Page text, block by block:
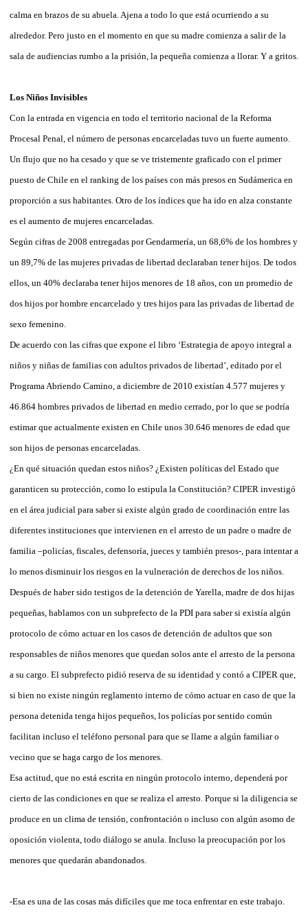
calma en brazos de su abuela. Ajena a todo lo que está ocurriendo a su
alrededor. Pero justo en el momento en que su madre comienza a salir de la
sala de audiencias rumbo a la prisión, la pequeña comienza a llorar. Y a gritos.
Los Niños Invisibles
Con la entrada en vigencia en todo el territorio nacional de la Reforma
Procesal Penal, el número de personas encarceladas tuvo un fuerte aumento.
Un flujo que no ha cesado y que se ve tristemente graficado con el primer
puesto de Chile en el ranking de los países con más presos en Sudámerica en
proporción a sus habitantes. Otro de los índices que ha ido en alza constante
es el aumento de mujeres encarceladas.
Según cifras de 2008 entregadas por Gendarmería, un 68,6% de los hombres y
un 89,7% de las mujeres privadas de libertad declaraban tener hijos. De todos
ellos, un 40% declaraba tener hijos menores de 18 años, con un promedio de
dos hijos por hombre encarcelado y tres hijos para las privadas de libertad de
sexo femenino.
De acuerdo con las cifras que expone el libro ‘Estrategia de apoyo integral a
niños y niñas de familias con adultos privados de libertad’, editado por el
Programa Abriendo Camino, a diciembre de 2010 existían 4.577 mujeres y
46.864 hombres privados de libertad en medio cerrado, por lo que se podría
estimar que actualmente existen en Chile unos 30.646 menores de edad que
son hijos de personas encarceladas.
¿En qué situación quedan estos niños? ¿Existen políticas del Estado que
garanticen su protección, como lo estipula la Constitución? CIPER investigó
en el área judicial para saber si existe algún grado de coordinación entre las
diferentes instituciones que intervienen en el arresto de un padre o madre de
familia –policías, fiscales, defensoría, jueces y también presos-, para intentar a
lo menos disminuir los riesgos en la vulneración de derechos de los niños.
Después de haber sido testigos de la detención de Yarella, madre de dos hijas
pequeñas, hablamos con un subprefecto de la PDI para saber si existía algún
protocolo de cómo actuar en los casos de detención de adultos que son
responsables de niños menores que quedan solos ante el arresto de la persona
a su cargo. El subprefecto pidió reserva de su identidad y contó a CIPER que,
si bien no existe ningún reglamento interno de cómo actuar en caso de que la
persona detenida tenga hijos pequeños, los policías por sentido común
facilitan incluso el teléfono personal para que se llame a algún familiar o
vecino que se haga cargo de los menores.
Esa actitud, que no está escrita en ningún protocolo interno, dependerá por
cierto de las condiciones en que se realiza el arresto. Porque si la diligencia se
produce en un clima de tensión, confrontación o incluso con algún asomo de
oposición violenta, todo diálogo se anula. Incluso la preocupación por los
menores que quedarán abandonados.
-Esa es una de las cosas más difíciles que me toca enfrentar en este trabajo.